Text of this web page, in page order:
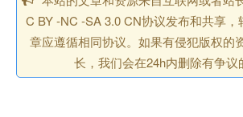
C BY -NC -SA 3.0 CN协议发布和共享
章应遵循相同协议。如果有侵犯版权的
长，我们会在24h内删除有争议